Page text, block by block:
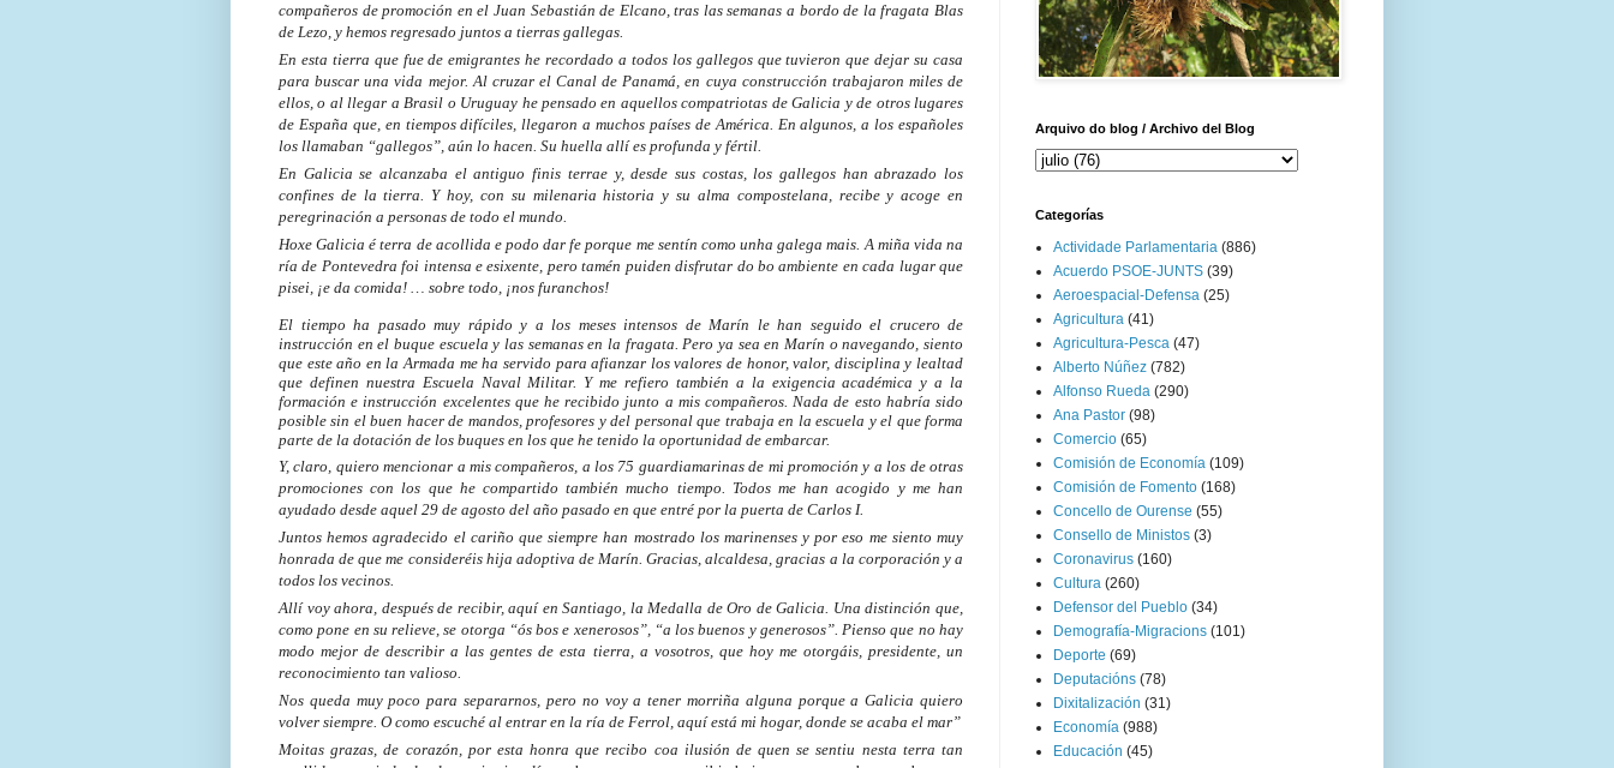
compañeros de promoción en el Juan Sebastián de Elcano, tras las semanas a bordo de la fragata Blas
de Lezo, y hemos regresado juntos a tierras gallegas.
En esta tierra que fue de emigrantes he recordado a todos los gallegos que tuvieron que dejar su casa
para buscar una vida mejor. Al cruzar el Canal de Panamá, en cuya construcción trabajaron miles de
ellos, o al llegar a Brasil o Uruguay he pensado en aquellos compatriotas de Galicia y de otros lugares
de España que, en tiempos difíciles, llegaron a muchos países de América. En algunos, a los españoles
los llamaban “gallegos”, aún lo hacen. Su huella allí es profunda y fértil.
En Galicia se alcanzaba el antiguo finis terrae y, desde sus costas, los gallegos han abrazado los
confines de la tierra. Y hoy, con su milenaria historia y su alma compostelana, recibe y acoge en
peregrinación a personas de todo el mundo.
Hoxe Galicia é terra de acollida e podo dar fe porque me sentín como unha galega mais. A miña vida na
ría de Pontevedra foi intensa e esixente, pero tamén puiden disfrutar do bo ambiente en cada lugar que
pisei, ¡e da comida! … sobre todo, ¡nos furanchos!
El tiempo ha pasado muy rápido y a los meses intensos de Marín le han seguido el crucero de
instrucción en el buque escuela y las semanas en la fragata. Pero ya sea en Marín o navegando, siento
que este año en la Armada me ha servido para afianzar los valores de honor, valor, disciplina y lealtad
que definen nuestra Escuela Naval Militar. Y me refiero también a la exigencia académica y a la
formación e instrucción excelentes que he recibido junto a mis compañeros. Nada de esto habría sido
posible sin el buen hacer de mandos, profesores y del personal que trabaja en la escuela y el que forma
parte de la dotación de los buques en los que he tenido la oportunidad de embarcar.
Y, claro, quiero mencionar a mis compañeros, a los 75 guardiamarinas de mi promoción y a los de otras
promociones con los que he compartido también mucho tiempo. Todos me han acogido y me han
ayudado desde aquel 29 de agosto del año pasado en que entré por la puerta de Carlos I.
Juntos hemos agradecido el cariño que siempre han mostrado los marinenses y por eso me siento muy
honrada de que me consideréis hija adoptiva de Marín. Gracias, alcaldesa, gracias a la corporación y a
todos los vecinos.
Allí voy ahora, después de recibir, aquí en Santiago, la Medalla de Oro de Galicia. Una distinción que,
como pone en su relieve, se otorga “ós bos e xenerosos”, “a los buenos y generosos”. Pienso que no hay
modo mejor de describir a las gentes de esta tierra, a vosotros, que hoy me otorgáis, presidente, un
reconocimiento tan valioso.
Nos queda muy poco para separarnos, pero no voy a tener morriña alguna porque a Galicia quiero
volver siempre. O como escuché al entrar en la ría de Ferrol, aquí está mi hogar, donde se acaba el mar”
Moitas grazas, de corazón, por esta honra que recibo coa ilusión de quen se sentiu nesta terra tan
Arquivo do blog / Archivo del Blog
Categorías
Actividade Parlamentaria (886)
Acuerdo PSOE-JUNTS (39)
Aeroespacial-Defensa (25)
Agricultura (41)
Agricultura-Pesca (47)
Alberto Núñez (782)
Alfonso Rueda (290)
Ana Pastor (98)
Comercio (65)
Comisión de Economía (109)
Comisión de Fomento (168)
Concello de Ourense (55)
Consello de Ministos (3)
Coronavirus (160)
Cultura (260)
Defensor del Pueblo (34)
Demografía-Migracions (101)
Deporte (69)
Deputacións (78)
Dixitalización (31)
Economía (988)
Educación (45)